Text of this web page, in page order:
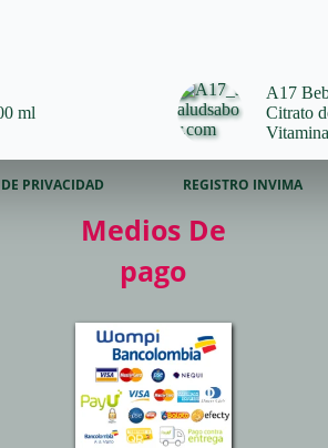
ml
A17
Citrato
PRIVACIDAD REGISTRO INVIMA
Medios De
pago